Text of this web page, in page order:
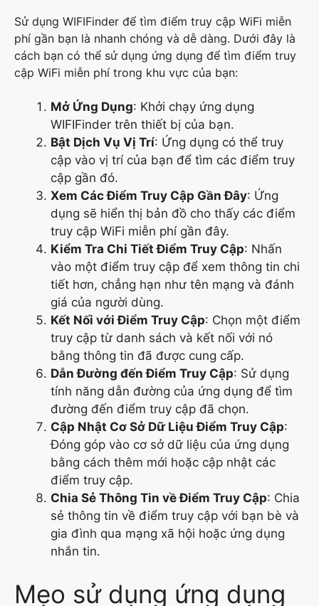
Sử dụng WIFIFinder để tìm điểm truy cập WiFi miễn
phí gần bạn là nhanh chóng và dễ dàng. Dưới đây là
cách bạn có thể sử dụng ứng dụng để tìm điểm truy
cập WiFi miễn phí trong khu vực của bạn:
Mở Ứng Dụng: Khởi chạy ứng dụng
WIFIFinder trên thiết bị của bạn.
Bật Dịch Vụ Vị Trí: Ứng dụng có thể truy
cập vào vị trí của bạn để tìm các điểm truy
cập gần đó.
Xem Các Điểm Truy Cập Gần Đây: Ứng
dụng sẽ hiển thị bản đồ cho thấy các điểm
truy cập WiFi miễn phí gần đây.
Kiểm Tra Chi Tiết Điểm Truy Cập: Nhấn
vào một điểm truy cập để xem thông tin chi
tiết hơn, chẳng hạn như tên mạng và đánh
giá của người dùng.
Kết Nối với Điểm Truy Cập: Chọn một điểm
truy cập từ danh sách và kết nối với nó
bằng thông tin đã được cung cấp.
Dẫn Đường đến Điểm Truy Cập: Sử dụng
tính năng dẫn đường của ứng dụng để tìm
đường đến điểm truy cập đã chọn.
Cập Nhật Cơ Sở Dữ Liệu Điểm Truy Cập:
Đóng góp vào cơ sở dữ liệu của ứng dụng
bằng cách thêm mới hoặc cập nhật các
điểm truy cập.
Chia Sẻ Thông Tin về Điểm Truy Cập: Chia
sẻ thông tin về điểm truy cập với bạn bè và
gia đình qua mạng xã hội hoặc ứng dụng
nhắn tin.
Mẹo sử dụng ứng dụng